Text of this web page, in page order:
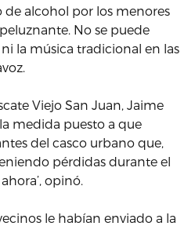
alcohol por los menores
No se puede
la música tradicional en las
Viejo San Juan, Jaime
medida puesto a que
del casco urbano que,
pérdidas durante el
opinó.
le habían enviado a la